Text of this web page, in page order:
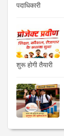
पदाधिकारी
शुरू होगी तैयारी